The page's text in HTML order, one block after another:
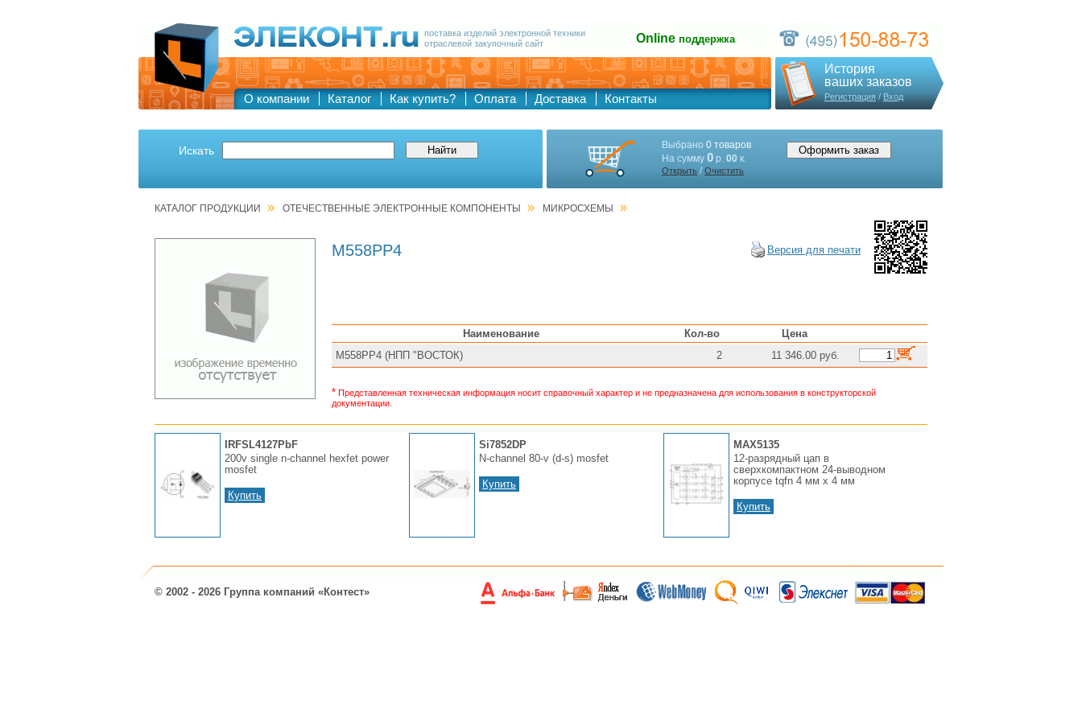
поставка изделий электронной техники
отраслевой закупочный сайт
Online поддержка
О компании Каталог Как купить? Оплата Доставка Контакты
История
ваших заказов
Регистрация/Вход
Искать Выбрано 0 товаров
На сумму 0 р. 00 к.
Открыть /Очистить
КАТАЛОГ ПРОДУКЦИИ » ОТЕЧЕСТВЕННЫЕ ЭЛЕКТРОННЫЕ КОМПОНЕНТЫ » МИКРОСХЕМЫ »
М558РР4 Версия для печати
Наименование Кол-во
Цена
М558РР4 (НПП "ВОСТОК)
2 11 346.00 руб.
* Представленная техническая информация носит справочный характер и не предназначена для использования в конструкторской
документации.
IRFSL4127PbF
200v single n-channel hexfet power
mosfet
Купить
Si7852DP
N-channel 80-v (d-s) mosfet
Купить
MAX5135
12-разрядный цап в
сверхкомпактном 24-выводном
корпусе tqfn 4 мм х 4 мм
Купить
© 2002 - 2026 Группа компаний «Контест»